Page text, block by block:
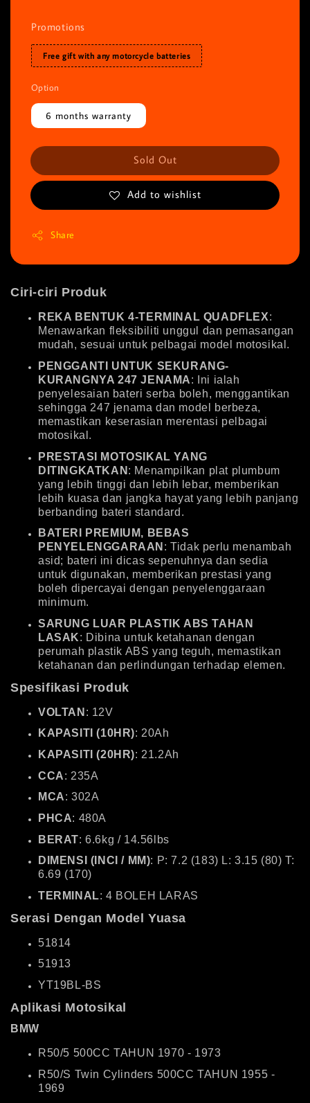
Promotions
Free gift with any motorcycle batteries
Option
6 months warranty
Sold Out
Add to wishlist
Share
Ciri-ciri Produk
REKA BENTUK 4-TERMINAL QUADFLEX:
Menawarkan fleksibiliti unggul dan pemasangan
mudah, sesuai untuk pelbagai model motosikal.
PENGGANTI UNTUK SEKURANG-
KURANGNYA 247 JENAMA: Ini ialah
penyelesaian bateri serba boleh, menggantikan
sehingga 247 jenama dan model berbeza,
memastikan keserasian merentasi pelbagai
motosikal.
PRESTASI MOTOSIKAL YANG
DITINGKATKAN : Menampilkan plat plumbum
yang lebih tinggi dan lebih lebar, memberikan
lebih kuasa dan jangka hayat yang lebih panjang
berbanding bateri standard.
BATERI PREMIUM, BEBAS
PENYELENGGARAAN : Tidak perlu menambah
asid; bateri ini dicas sepenuhnya dan sedia
untuk digunakan, memberikan prestasi yang
boleh dipercayai dengan penyelenggaraan
minimum.
SARUNG LUAR PLASTIK ABS TAHAN
LASAK: Dibina untuk ketahanan dengan
perumah plastik ABS yang teguh, memastikan
ketahanan dan perlindungan terhadap elemen.
Spesifikasi Produk
VOLTAN : 12V
KAPASITI (10HR): 20Ah
KAPASITI (20HR): 21.2Ah
CCA: 235A
MCA: 302A
PHCA: 480A
BERAT: 6.6kg / 14.56lbs
DIMENSI (INCI / MM): P: 7.2 (183) L: 3.15 (80) T:
6.69 (170)
TERMINAL: 4 BOLEH LARAS
Serasi Dengan Model Yuasa
51814
51913
YT19BL-BS
Aplikasi Motosikal
BMW
R50/5 500CC TAHUN 1970 - 1973
R50/S Twin Cylinders 500CC TAHUN 1955 -
1969